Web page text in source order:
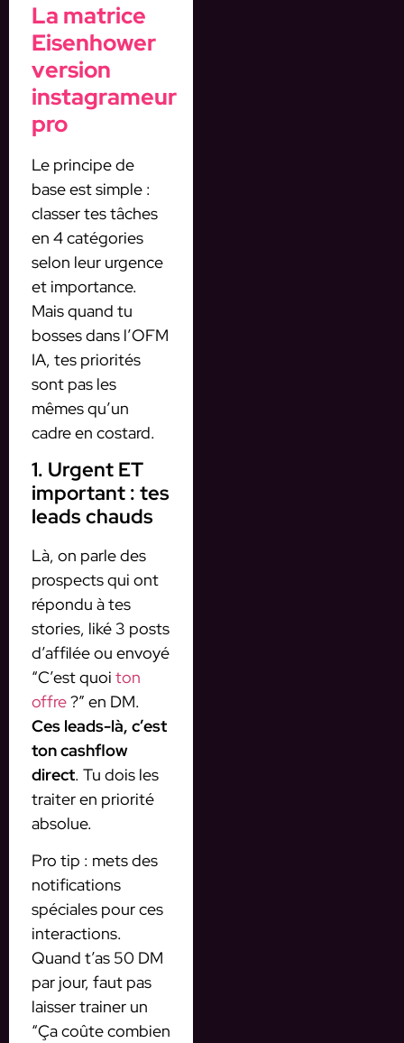
La matrice
Eisenhower
version
instagrameur
pro
Le principe de
base est simple :
classer tes tâches
en 4 catégories
selon leur urgence
et importance.
Mais quand tu
bosses dans l’OFM
IA, tes priorités
sont pas les
mêmes qu’un
cadre en costard.
1. Urgent ET
important : tes
leads chauds
Là, on parle des
prospects qui ont
répondu à tes
stories, liké 3 posts
d’affilée ou envoyé
“C’est quoi ton
offre?” en DM.
Ces leads-là, c’est
ton cashflow
direct. Tu dois les
traiter en priorité
absolue.
Pro tip : mets des
notifications
spéciales pour ces
interactions.
Quand t’as 50 DM
par jour, faut pas
laisser trainer un
“Ça coûte combien